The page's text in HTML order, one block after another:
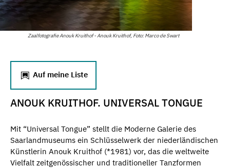
Zaalfotografie Anouk Kruithof - Anouk Kruithof, Foto: Marco de Swart
Auf meine Liste
ANOUK KRUITHOF. UNIVERSAL TONGUE
Mit “Universal Tongue” stellt die Moderne Galerie des
Saarlandmuseums ein Schlüsselwerk der niederländischen
Künstlerin Anouk Kruithof (*1981) vor, das die weltweite
Vielfalt zeitgenössischer und traditioneller Tanzformen